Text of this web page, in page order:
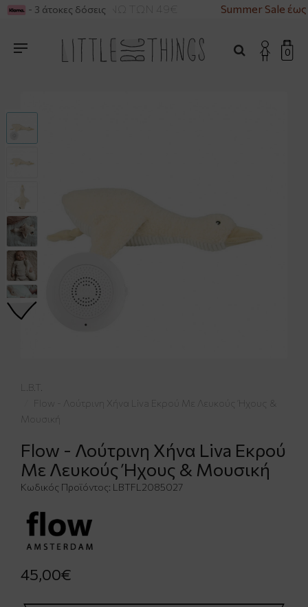
ΓΙΑ ΑΓΟΡΕΣ ΑΝΩ ΤΩΝ 49€ Summer Sale έως
- 3 άτοκες δόσεις
0
L.B.T.
Flow - Λούτρινη Χήνα Liva Εκρού Με Λευκούς Ήχους &
Μουσική
Flow - Λούτρινη Χήνα Liva Εκρού
Με Λευκούς Ήχους & Μουσική
Κωδικός Προϊόντος: LBTFL2085027
45,00€